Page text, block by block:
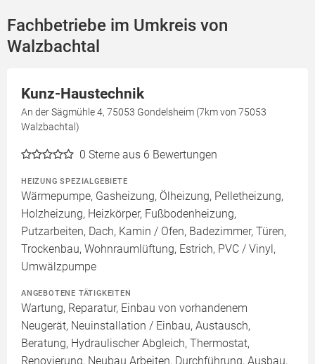
Fachbetriebe im Umkreis von
Walzbachtal
Kunz-Haustechnik
An der Sägmühle 4, 75053 Gondelsheim (7km von 75053
Walzbachtal)
0 Sterne aus 6 Bewertungen
HEIZUNG SPEZIALGEBIETE
Wärmepumpe, Gasheizung, Ölheizung, Pelletheizung,
Holzheizung, Heizkörper, Fußbodenheizung,
Putzarbeiten, Dach, Kamin / Ofen, Badezimmer, Türen,
Trockenbau, Wohnraumlüftung, Estrich, PVC / Vinyl,
Umwälzpumpe
ANGEBOTENE TÄTIGKEITEN
Wartung, Reparatur, Einbau von vorhandenem
Neugerät, Neuinstallation / Einbau, Austausch,
Beratung, Hydraulischer Abgleich, Thermostat,
Renovierung, Neubau Arbeiten, Durchführung, Ausbau,